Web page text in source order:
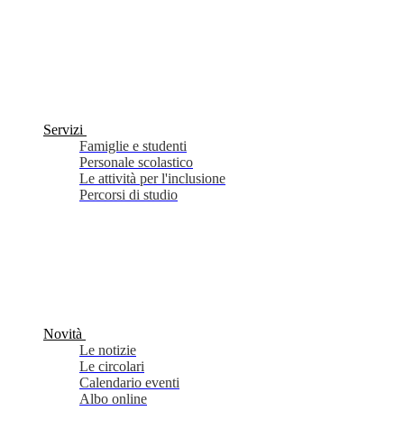
Servizi
Famiglie e studenti
Personale scolastico
Le attività per l'inclusione
Percorsi di studio
Novità
Le notizie
Le circolari
Calendario eventi
Albo online